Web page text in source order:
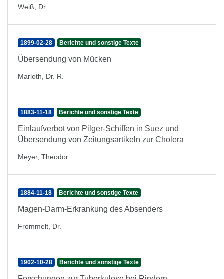
Weiß, Dr.
1899-02-28 Berichte und sonstige Texte
Übersendung von Mücken
Marloth, Dr. R.
1883-11-18 Berichte und sonstige Texte
Einlaufverbot von Pilger-Schiffen in Suez und
Übersendung von Zeitungsartikeln zur Cholera
Meyer, Theodor
1884-11-18 Berichte und sonstige Texte
Magen-Darm-Erkrankung des Absenders
Frommelt, Dr.
1902-10-28 Berichte und sonstige Texte